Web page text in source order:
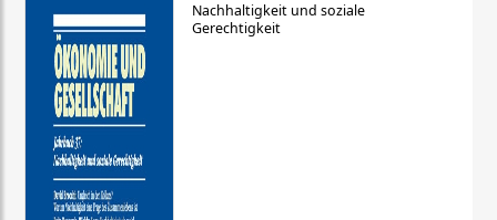
Nachhaltigkeit und soziale
Gerechtigkeit